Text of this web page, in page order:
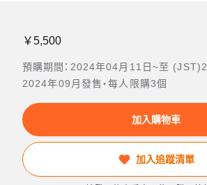
￥5,500
預購期間：2024年04月11日~至
2024年09月發售・每人限購3個
加入購物車
加入追蹤清單